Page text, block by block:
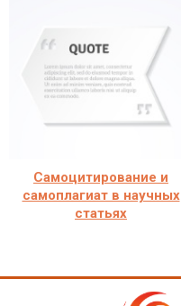
Самоцитирование и
самоплагиат в научных
статьях